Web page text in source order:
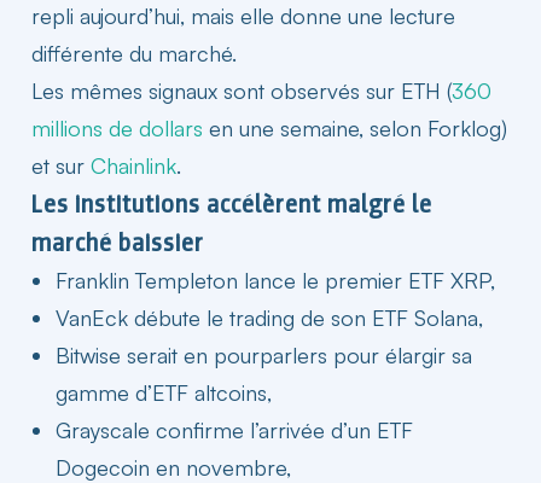
repli aujourd’hui, mais elle donne une lecture
différente du marché.
Les mêmes signaux sont observés sur ETH (360
millions de dollars en une semaine, selon Forklog)
et sur Chainlink.
Les institutions accélèrent malgré le
marché baissier​
Franklin Templeton lance le premier ETF XRP,
VanEck débute le trading de son ETF Solana,
Bitwise serait en pourparlers pour élargir sa
gamme d’ETF altcoins,
Grayscale confirme l’arrivée d’un ETF
Dogecoin en novembre,